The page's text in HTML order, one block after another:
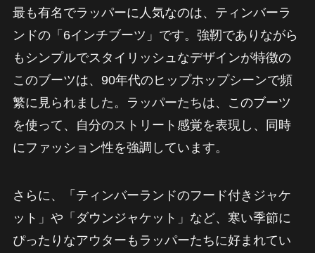
最も有名でラッパーに人気なのは、ティンバーラ
ンドの「6インチブーツ」です。強靭でありながら
もシンプルでスタイリッシュなデザインが特徴の
このブーツは、90年代のヒップホップシーンで頻
繁に見られました。ラッパーたちは、このブーツ
を使って、自分のストリート感覚を表現し、同時
にファッション性を強調しています。
さらに、「ティンバーランドのフード付きジャケ
ット」や「ダウンジャケット」など、寒い季節に
ぴったりなアウターもラッパーたちに好まれてい